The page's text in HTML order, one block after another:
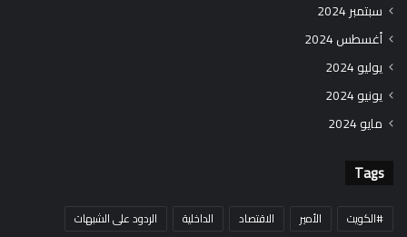
سبتمبر 2024
أغسطس 2024
يوليو 2024
يونيو 2024
مايو 2024
Tags
#الكويت الأمير الاقتصاد الداخلية
الردود على الشبهات